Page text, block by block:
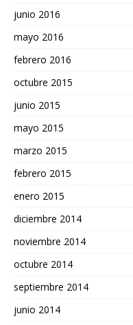
junio 2016
mayo 2016
febrero 2016
octubre 2015
junio 2015
mayo 2015
marzo 2015
febrero 2015
enero 2015
diciembre 2014
noviembre 2014
octubre 2014
septiembre 2014
junio 2014